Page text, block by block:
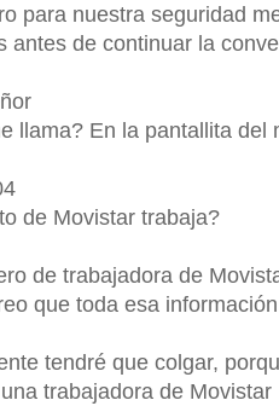
para nuestra seguridad
antes de continuar la
llama? En la pantallita del
de Movistar trabaja?
de trabajadora de
que toda esa
tendré que colgar,
trabajadora de Movistar